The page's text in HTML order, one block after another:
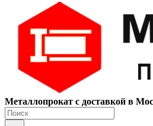
Металлопрокат с доставкой в